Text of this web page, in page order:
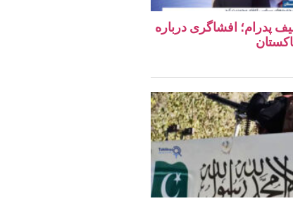
پدرام؛ افشاگری درباره